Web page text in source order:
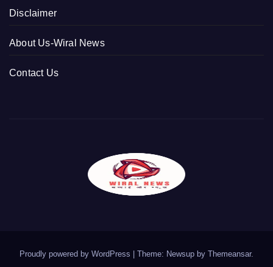
Disclaimer
About Us-Wiral News
Contact Us
Proudly powered by WordPress Theme: Newsup by Themeansar.